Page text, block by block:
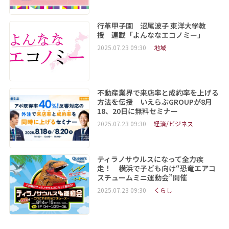
行革甲子園 沼尾波子 東洋大学教
授 連載「よんななエコノミー」
2025.07.23 09:30 地域
不動産業界で来店率と成約率を上げる
方法を伝授 いえらぶGROUPが8月
18、20日に無料セミナー
2025.07.23 09:30 経済/ビジネス
ティラノサウルスになって全力疾
走！ 横浜で子ども向け“恐竜エアコ
スチュームミニ運動会”開催
2025.07.23 09:30 くらし